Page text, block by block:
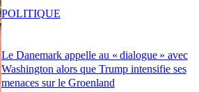
Le Danemark appelle au « dialogue » avec
Washington alors que Trump intensifie ses
menaces sur le Groenland
POLITIQUE